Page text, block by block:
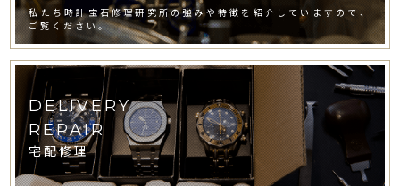
私たち時計宝石修理研究所の強みや特徴を紹介していますので、
ご覧ください。
DELIVERY
REPAIR
宅配修理